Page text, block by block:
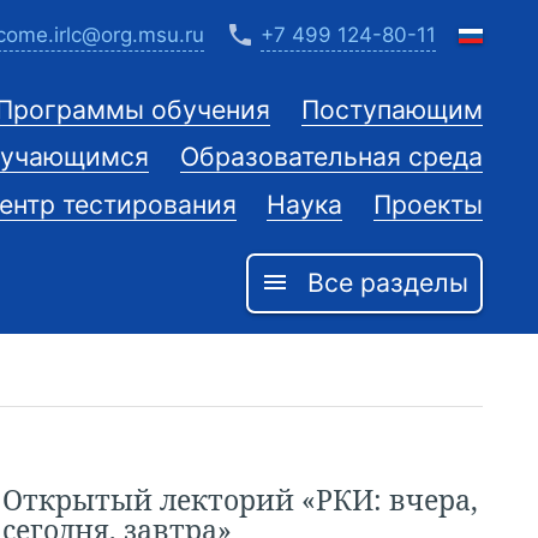
phone +7 499 124-80-11
обучения
Поступающим
Образовательная среда
тестирования
Наука Проекты
menu Все разделы
Открытый лекторий «РКИ: вчера,
сегодня, завтра»